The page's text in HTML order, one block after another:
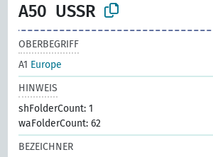
A50 USSR
OBERBEGRIFF
A1 Europe
HINWEIS
shFolderCount: 1
waFolderCount: 62
BEZEICHNER